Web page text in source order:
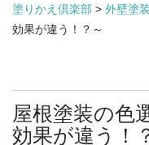
塗りかえ倶楽部 > 外壁塗装
効果が違う！？～
屋根塗装の色
効果が違う！